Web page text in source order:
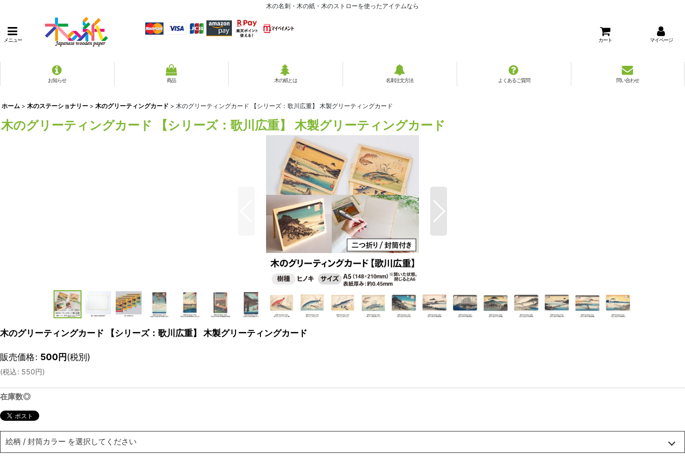
木の名刺・木の紙・木のストローを使ったアイテムなら
メニュー カート マイページ
お知らせ 商品 木の紙とは 名刺注文方法 よくあるご質問 問い合わせ
ホーム > 木のステーショナリー > 木のグリーティングカード > 木のグリーティングカード 【シリーズ：歌川広重】 木製グリーティングカード
木のグリーティングカード 【シリーズ：歌川広重】 木製グリーティングカード
木のグリーティングカード 【シリーズ：歌川広重】 木製グリーティングカード
販売価格: 500円(税別)
(税込: 550円)
在庫数◎
絵柄 / 封筒カラー を選択してください